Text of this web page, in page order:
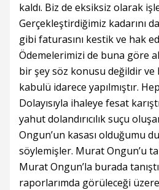
kaldı. Biz de eksiksiz olarak
Gerçekleştirdiğimiz kadarını
gibi faturasını kestik ve hak
Ödemelerimizi de buna göre
bir şey söz konusu değildir ve
kabulü idarece yapılmıştır.
Dolayısıyla ihaleye fesat
yahut dolandırıcılık suçu
Ongun’un kasası olduğumu
söylemişler. Murat Ongun’u
Murat Ongun’la burada
raporlarımda görüleceği